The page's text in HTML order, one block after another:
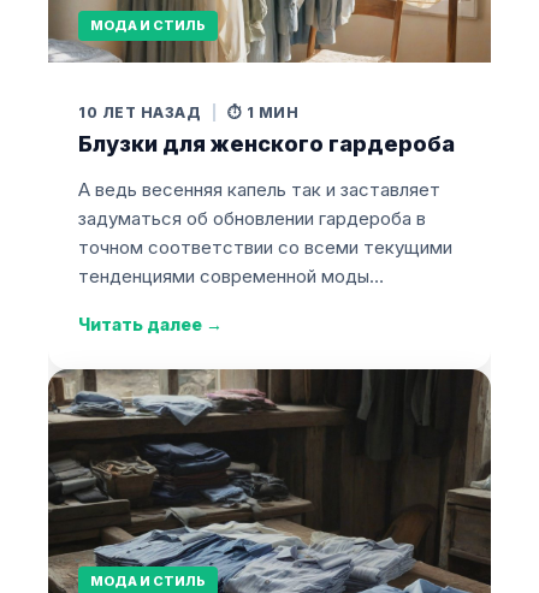
МОДА И СТИЛЬ
10 ЛЕТ НАЗАД ⏱️ 1 МИН
Блузки для женского гардероба
А ведь весенняя капель так и заставляет
задуматься об обновлении гардероба в
точном соответствии со всеми текущими
тенденциями современной моды…
Читать далее →
МОДА И СТИЛЬ